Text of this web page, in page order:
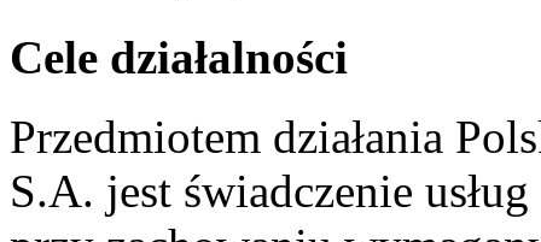
Cele działalności
Przedmiotem działania
S.A. jest świadczenie